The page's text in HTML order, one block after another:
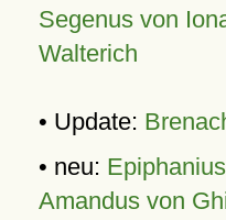
Segenus von
Walterich
• Update:
• neu:
Amandus von